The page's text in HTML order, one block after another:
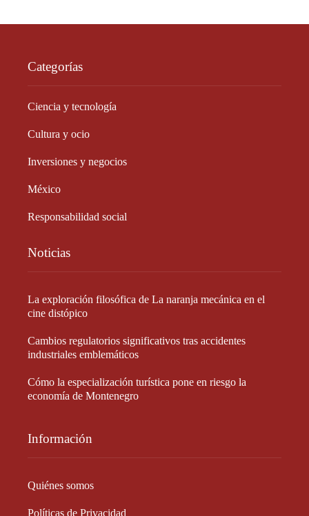
Categorías
Ciencia y tecnología
Cultura y ocio
Inversiones y negocios
México
Responsabilidad social
Noticias
La exploración filosófica de La naranja mecánica en el
cine distópico
Cambios regulatorios significativos tras accidentes
industriales emblemáticos
Cómo la especialización turística pone en riesgo la
economía de Montenegro
Información
Quiénes somos
Políticas de Privacidad